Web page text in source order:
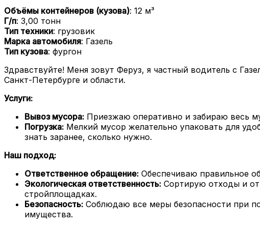
Объёмы контейнеров (кузова): 12 м³
Г/п: 3,00 тонн
Тип техники: грузовик
Марка автомобиля: Газель
Тип кузова: фургон
Здравствуйте! Меня зовут Феруз, я частный водитель с
Санкт-Петербурге и области.
Услуги:
Вывоз мусора: Приезжаю оперативно и забираю весь
Погрузка: Мелкий мусор желательно упаковать для
знать заранее, сколько нужно.
Наш подход:
Ответственное обращение: Обеспечиваю правильное
Экологическая ответственность: Сортирую отходы и
стройплощадках.
Безопасность: Соблюдаю все меры безопасности при
имущества.